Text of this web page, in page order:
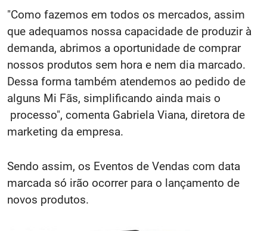
"Como fazemos em todos os mercados, assim
que adequamos nossa capacidade de produzir à
demanda, abrimos a oportunidade de comprar
nossos produtos sem hora e nem dia marcado.
Dessa forma também atendemos ao pedido de
alguns Mi Fãs, simplificando ainda mais o
processo", comenta Gabriela Viana, diretora de
marketing da empresa.
Sendo assim, os Eventos de Vendas com data
marcada só irão ocorrer para o lançamento de
novos produtos.